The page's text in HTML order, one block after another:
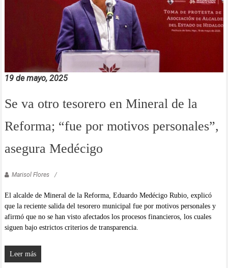
19 de mayo, 2025
Se va otro tesorero en Mineral de la
Reforma; “fue por motivos personales”,
asegura Medécigo
Marisol Flores
El alcalde de Mineral de la Reforma, Eduardo Medécigo Rubio, explicó
que la reciente salida del tesorero municipal fue por motivos personales y
afirmó que no se han visto afectados los procesos financieros, los cuales
siguen bajo estrictos criterios de transparencia.
Leer más